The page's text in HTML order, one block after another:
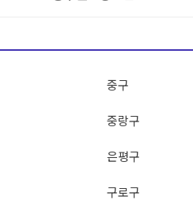
중구
중랑구
은평구
구로구